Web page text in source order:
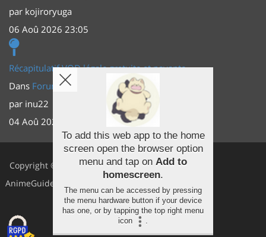
par kojiroryuga
06 Aoû 2026 23:05
Récapitulatif VOD légale gratuite et payante
Dans Forum Principal
Actus (TV, vidéo, web)
par inu22
04 Aoû 2026 20:30
Copyright ©
AnimeGuides
Facebook
Youtube
Twitter
To add this web app to the home
screen open the browser option
menu and tap on Add to
homescreen.
The menu can be accessed by pressing
the menu hardware button if your device
has one, or by tapping the top right menu
icon
.